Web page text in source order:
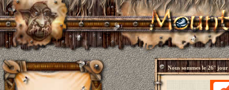
Nous sommes le26° jour